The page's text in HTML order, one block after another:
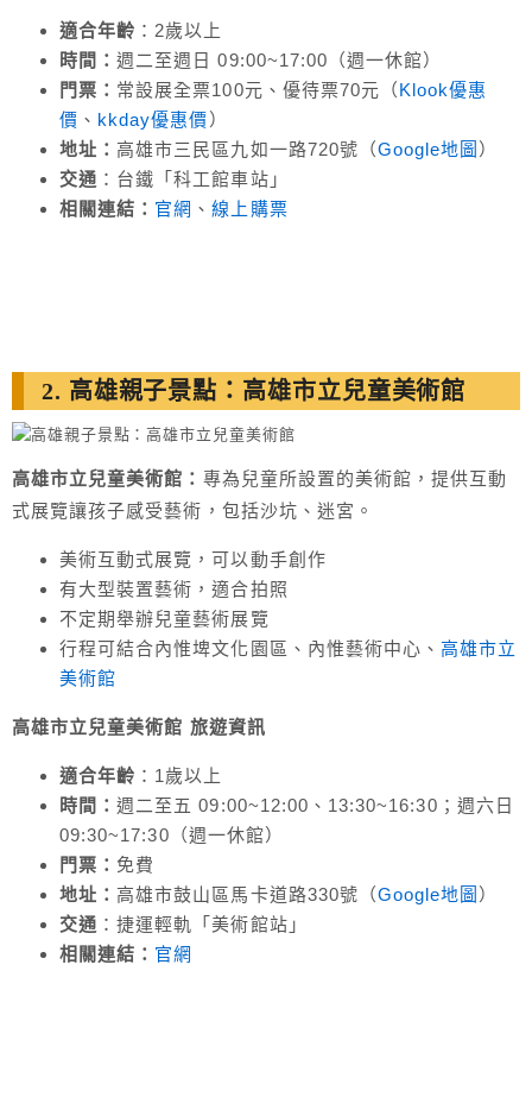
適合年齡 ：2歲以上
時間：週二至週日 09:00~17:00（週一休館）
門票： 常設展全票100元、優待票70元（Klook優惠
價 、 kkday優惠價）
地址： 高雄市三民區九如一路720號（Google地圖 ）
交通 ：台鐵「科工館車站」
相關連結： 官網 、線上購票
2. 高雄親子景點：高雄市立兒童美術館
高雄市立兒童美術館： 專為兒童所設置的美術館，提供互動
式展覽讓孩子感受藝術，包括沙坑、迷宮。
美術互動式展覽，可以動手創作
有大型裝置藝術，適合拍照
不定期舉辦兒童藝術展覽
行程可結合內惟埤文化園區、內惟藝術中心、 高雄市立
美術館
高雄市立兒童美術館 旅遊資訊
適合年齡 ：1歲以上
時間：週二至五 09:00~12:00、13:30~16:30；週六日
09:30~17:30（週一休館）
門票： 免費
地址： 高雄市鼓山區馬卡道路330號（Google地圖 ）
交通 ：捷運輕軌「美術館站」
相關連結： 官網